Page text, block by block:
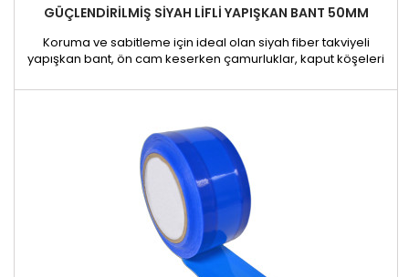
GÜÇLENDIRILMIŞ SIYAH LIFLI YAPIŞKAN BANT 50MM
Koruma ve sabitleme için ideal olan siyah fiber takviyeli
yapışkan bant, ön cam keserken çamurluklar, kaput köşeleri
tasarlanmıştır. Ultra dayanıklı olan bu bant aynı zamanda yeni
kaymalarını önleme konusunda da son derece etkilidir. Elyaf...